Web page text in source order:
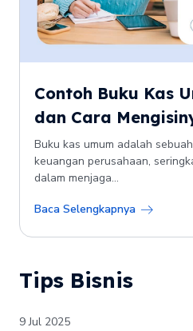
Contoh Buku Kas
dan Cara
Buku kas umum adalah
keuangan perusahaan,
dalam menjaga...
Baca Selengkapnya
Tips Bisnis
9 Jul 2025